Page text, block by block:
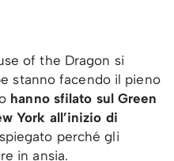
of the Dragon si
stanno facendo il pieno
hanno sfilato sul Green
York all’inizio di
perché gli
in ansia.